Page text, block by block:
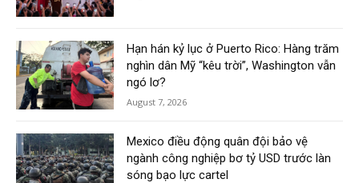
Hạn hán kỷ lục ở Puerto Rico: Hàng trăm
nghìn dân Mỹ “kêu trời”, Washington vẫn
ngó lơ?
August 7, 2026
Mexico điều động quân đội bảo vệ
ngành công nghiệp bơ tỷ USD trước làn
sóng bạo lực cartel